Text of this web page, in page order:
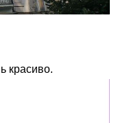
красиво.